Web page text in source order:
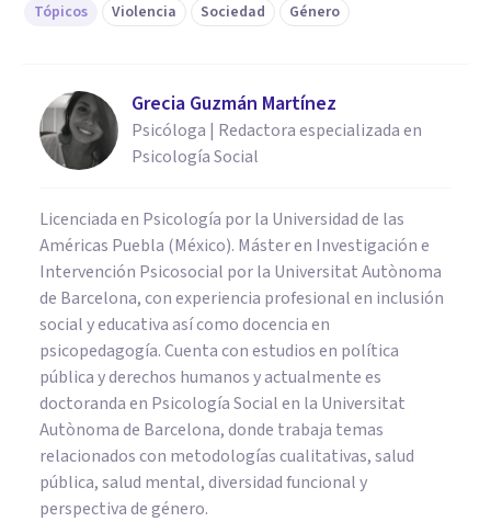
Tópicos Violencia Sociedad Género
Grecia Guzmán Martínez
Psicóloga | Redactora especializada en
Psicología Social
Licenciada en Psicología por la Universidad de las
Américas Puebla (México). Máster en Investigación e
Intervención Psicosocial por la Universitat Autònoma
de Barcelona, con experiencia profesional en inclusión
social y educativa así como docencia en
psicopedagogía. Cuenta con estudios en política
pública y derechos humanos y actualmente es
doctoranda en Psicología Social en la Universitat
Autònoma de Barcelona, donde trabaja temas
relacionados con metodologías cualitativas, salud
pública, salud mental, diversidad funcional y
perspectiva de género.